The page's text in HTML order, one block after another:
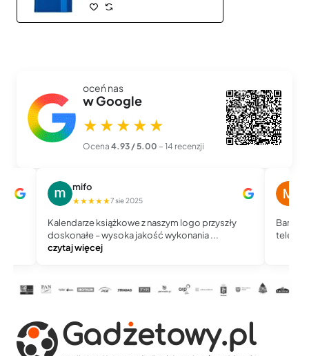
oceń nas
w Google
★★★★★
Ocena 4.93 / 5.00 – 14 recenzji
mifo
★★★★★7 sie 2025
Kalendarze książkowe z naszym logo przyszły
doskonałe – wysoka jakość wykonania ...
czytaj więcej
Bardzo